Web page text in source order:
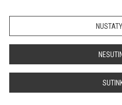
Kopijuoti turinį be raštiško
Prieinamumo paraiška
Sumanus būdas atnaujinti
svetainę